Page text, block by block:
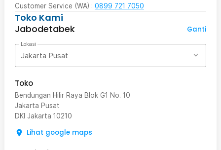
Customer Service (WA) : 0899 721 7050
Toko Kami
Jabodetabek
Ganti
Lokasi
Jakarta Pusat
Toko
Bendungan Hilir Raya Blok G1 No. 10
Jakarta Pusat
DKI Jakarta 10210
Lihat google maps